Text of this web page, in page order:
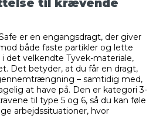
til krævende
er en engangsdragt, der giver
både faste partikler og lette
det velkendte Tyvek-materiale,
Det betyder, at du får en dragt,
– samtidig med,
at have på. Den er kategori 3-
til type 5 og 6, så du kan føle
arbejdssituationer, hvor